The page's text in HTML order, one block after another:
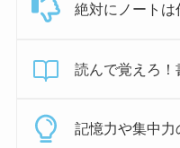
絶対にノートは
読んで覚えろ！
記憶力や集中